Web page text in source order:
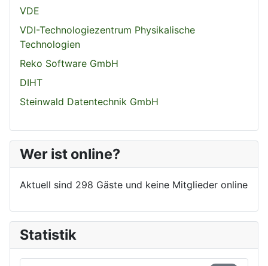
VDE
VDI-Technologiezentrum Physikalische
Technologien
Reko Software GmbH
DIHT
Steinwald Datentechnik GmbH
Wer ist online?
Aktuell sind 298 Gäste und keine Mitglieder online
Statistik